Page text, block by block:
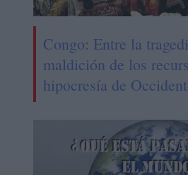
Congo: Entre la
maldición de los
hipocresía de